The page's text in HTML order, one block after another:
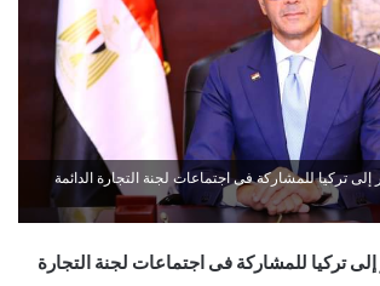
إلى تركيا للمشاركة فى اجتماعات لجنة التجارة الدائمة
إلى تركيا للمشاركة فى اجتماعات لجنة التجارة